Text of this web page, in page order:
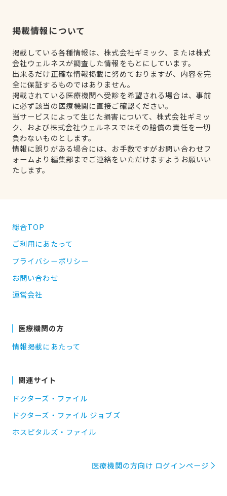
掲載情報について
掲載している各種情報は、株式会社ギミック、または株式
会社ウェルネスが調査した情報をもとにしています。
出来るだけ正確な情報掲載に努めておりますが、内容を完
全に保証するものではありません。
掲載されている医療機関へ受診を希望される場合は、事前
に必ず該当の医療機関に直接ご確認ください。
当サービスによって生じた損害について、株式会社ギミッ
ク、および株式会社ウェルネスではその賠償の責任を一切
負わないものとします。
情報に誤りがある場合には、お手数ですがお問い合わせフ
ォームより編集部までご連絡をいただけますようお願いい
たします。
総合TOP
ご利用にあたって
プライバシーポリシー
お問い合わせ
運営会社
医療機関の方
情報掲載にあたって
関連サイト
ドクターズ・ファイル
ドクターズ・ファイル ジョブズ
ホスピタルズ・ファイル
医療機関の方向け ログインページ